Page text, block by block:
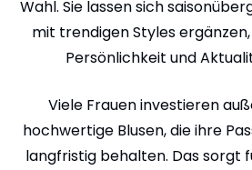
Wahl. Sie lassen sich
mit trendigen Styles
Persönlichkeit und
Viele Frauen investieren
hochwertige Blusen, die ihre
langfristig behalten. Das sorgt